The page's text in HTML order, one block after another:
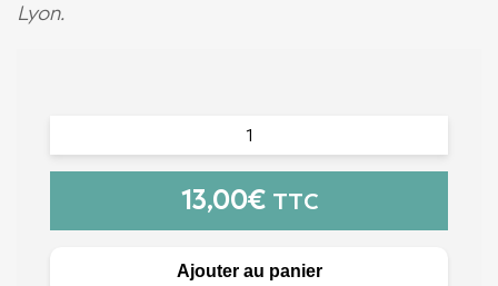
Lyon.
13,00€ TTC
Ajouter au panier